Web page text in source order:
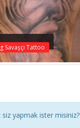
Savaşçı Tattoo
yapmak ister misiniz?